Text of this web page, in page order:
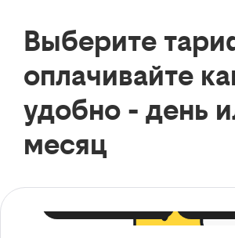
Выберите
оплачивайте
удобно - день
месяц